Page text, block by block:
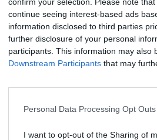
continue seeing interest-based ads
information disclosed to third parties
further disclosure of your personal
participants. This information may also
Downstream Participants that may
Personal Data Processing Opt Outs
I want to opt-out of the Sharing of